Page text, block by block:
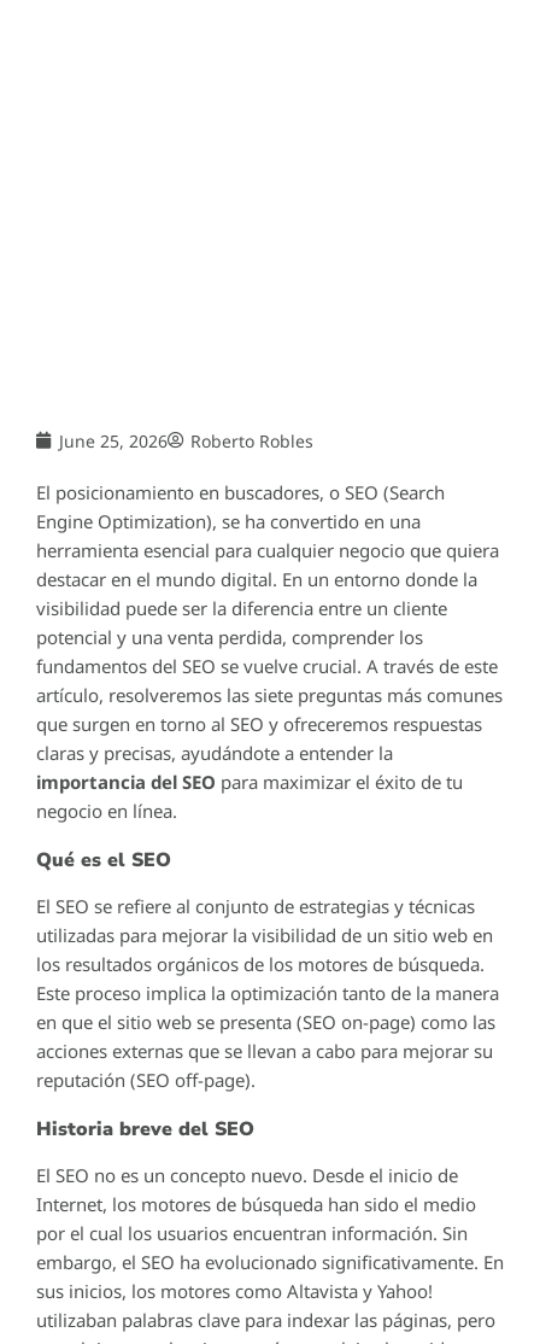
June 25, 2026 Roberto Robles
El posicionamiento en buscadores, o SEO (Search
Engine Optimization), se ha convertido en una
herramienta esencial para cualquier negocio que quiera
destacar en el mundo digital. En un entorno donde la
visibilidad puede ser la diferencia entre un cliente
potencial y una venta perdida, comprender los
fundamentos del SEO se vuelve crucial. A través de este
artículo, resolveremos las siete preguntas más comunes
que surgen en torno al SEO y ofreceremos respuestas
claras y precisas, ayudándote a entender la
importancia del SEO para maximizar el éxito de tu
negocio en línea.
Qué es el SEO
El SEO se refiere al conjunto de estrategias y técnicas
utilizadas para mejorar la visibilidad de un sitio web en
los resultados orgánicos de los motores de búsqueda.
Este proceso implica la optimización tanto de la manera
en que el sitio web se presenta (SEO on-page) como las
acciones externas que se llevan a cabo para mejorar su
reputación (SEO off-page).
Historia breve del SEO
El SEO no es un concepto nuevo. Desde el inicio de
Internet, los motores de búsqueda han sido el medio
por el cual los usuarios encuentran información. Sin
embargo, el SEO ha evolucionado significativamente. En
sus inicios, los motores como Altavista y Yahoo!
utilizaban palabras clave para indexar las páginas, pero